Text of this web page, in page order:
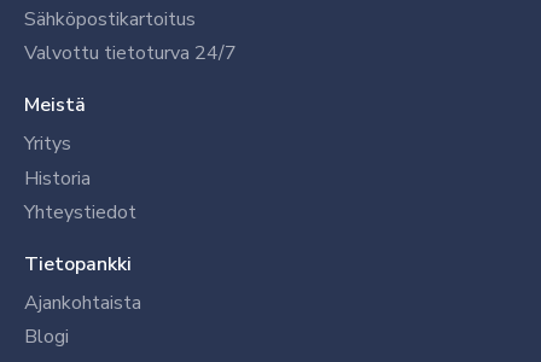
Sähköpostikartoitus
Valvottu tietoturva 24/7
Meistä
Yritys
Historia
Yhteystiedot
Tietopankki
Ajankohtaista
Blogi